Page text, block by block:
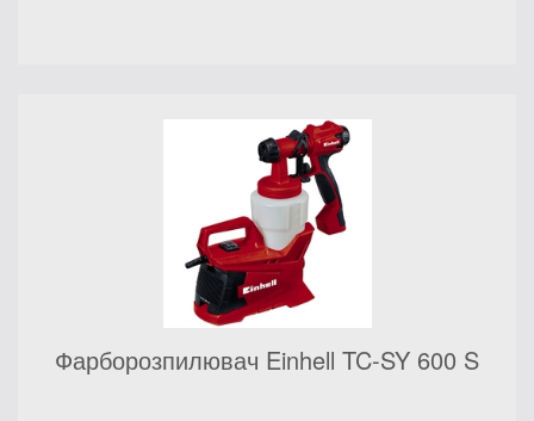
Фарборозпилювач Einhell TC-SY 600 S